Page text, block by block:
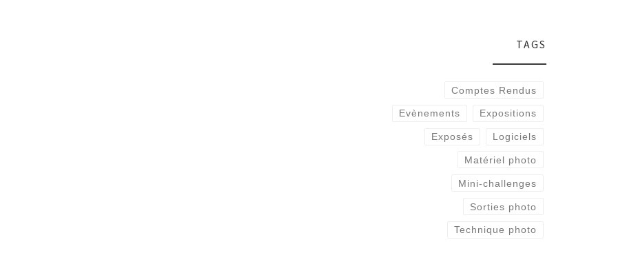
TAGS
Comptes Rendus
Evènements Expositions
Exposés Logiciels
Matériel photo
Mini-challenges
Sorties photo
Technique photo